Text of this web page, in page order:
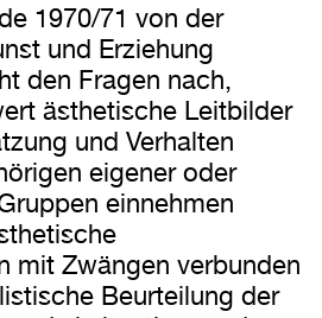
1970/71 von der
und Erziehung
den Fragen nach,
ästhetische Leitbilder
und Verhalten
eigener oder
einnehmen
mit Zwängen verbunden
Beurteilung der